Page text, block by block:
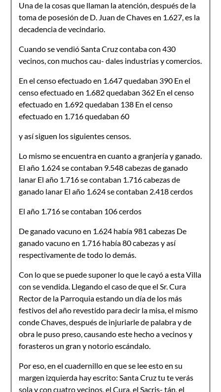
Una de la cosas que llaman la atención, después de la
toma de posesión de D. Juan de Chaves en 1.627, es la
decadencia de vecindario.
Cuando se vendió Santa Cruz contaba con 430
vecinos, con muchos cau- dales industrias y comercios.
En el censo efectuado en 1.647 quedaban 390 En el
censo efectuado en 1.682 quedaban 362 En el censo
efectuado en 1.692 quedaban 138 En el censo
efectuado en 1.716 quedaban 60
y así siguen los siguientes censos.
Lo mismo se encuentra en cuanto a granjería y ganado.
El año 1.624 se contaban 9.548 cabezas de ganado
lanar El año 1.716 se contaban 1.716 cabezas de
ganado lanar El año 1.624 se contaban 2.418 cerdos
El año 1.716 se contaban 106 cerdos
De ganado vacuno en 1.624 había 981 cabezas De
ganado vacuno en 1.716 había 80 cabezas y así
respectivamente de todo lo demás.
Con lo que se puede suponer lo que le cayó a esta Villa
con se vendida. Llegando el caso de que el Sr. Cura
Rector de la Parroquia estando un día de los más
festivos del año revestido para decir la misa, el mismo
conde Chaves, después de injuriarle de palabra y de
obra le puso preso, causando este hecho a vecinos y
forasteros un gran y notorio escándalo.
Por eso, en el cuadernillo en que se lee esto en su
margen izquierda hay escrito: Santa Cruz tu te verás
sola y con cuatro vecinos, el Cura, el Sacris- tán, el